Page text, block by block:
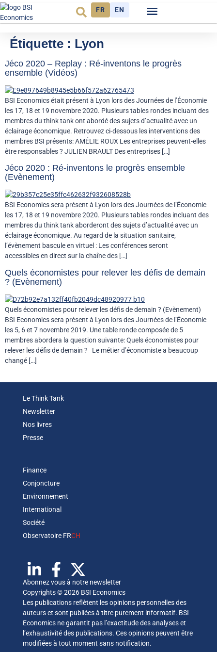
FR EN
Étiquette : Lyon
Jéco 2020 – Replay : Ré-inventons le progrès
ensemble (Vidéos)
BSI Economics était présent à Lyon lors des Journées de l’Économie
les 17, 18 et 19 novembre 2020. Plusieurs tables rondes incluant des
membres du think tank ont abordé des sujets d’actualité avec un
éclairage économique. Retrouvez ci-dessous les interventions des
membres BSI présents: AMÉLIE ROUX Les entreprises peuvent-elles
être responsables ? JULIEN BRAULT Des entreprises […]
Jéco 2020 : Ré-inventons le progrès ensemble
(Evènement)
BSI Economics sera présent à Lyon lors des Journées de l’Économie
les 17, 18 et 19 novembre 2020. Plusieurs tables rondes incluant des
membres du think tank aborderont des sujets d’actualité avec un
éclairage économique. Au regard de la situation sanitaire,
l’évènement bascule en virtuel : Les conférences seront
accessibles en direct sur la chaîne des […]
Quels économistes pour relever les défis de demain
? (Evènement)
Quels économistes pour relever les défis de demain ? (Evènement)
BSI Economics sera présent à Lyon lors des Journées de l’Économie
les 5, 6 et 7 novembre 2019. Une table ronde composée de 5
membres abordera la question suivante: Quels économistes pour
relever les défis de demain ? Le métier d’économiste a beaucoup
changé […]
Le Think Tank
Newsletter
Nos livres
Presse
Finance
Conjoncture
Environnement
International
Société
Observatoire FRCH
Abonnez vous à notre newsletter
Copyrights © 2026 BSI Economics
Les publications reflètent les opinions personnelles des
auteurs et sont publiées à titre purement informatif. BSI
Economics ne garantit pas l’exactitude des analyses et
l’exhaustivité des publications. Ces opinions peuvent être
modifiées à tout moment sans notification.